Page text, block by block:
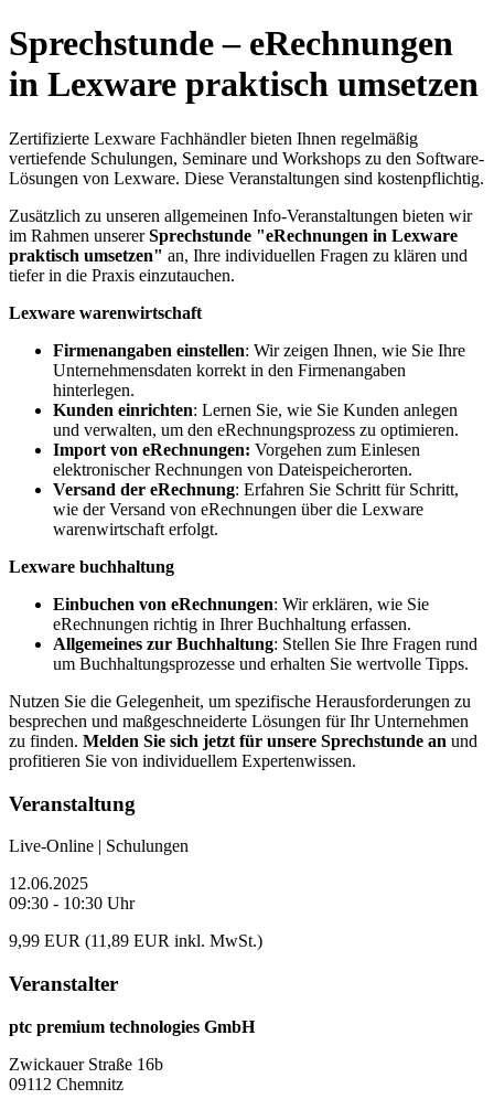
Sprechstunde – eRechnungen
in Lexware praktisch umsetzen
Zertifizierte Lexware Fachhändler bieten Ihnen regelmäßig
vertiefende Schulungen, Seminare und Workshops zu den Software-
Lösungen von Lexware. Diese Veranstaltungen sind kostenpflichtig.
Zusätzlich zu unseren allgemeinen Info-Veranstaltungen bieten wir
im Rahmen unsererSprechstunde "eRechnungen in Lexware
praktisch umsetzen" an, Ihre individuellen Fragen zu klären und
tiefer in die Praxis einzutauchen.
Lexware warenwirtschaft
Firmenangaben einstellen: Wir zeigen Ihnen, wie Sie Ihre
Unternehmensdaten korrekt in den Firmenangaben
hinterlegen.
Kunden einrichten: Lernen Sie, wie Sie Kunden anlegen
und verwalten, um den eRechnungsprozess zu optimieren.
Import von eRechnungen: Vorgehen zum Einlesen
elektronischer Rechnungen von Dateispeicherorten.
Versand der eRechnung: Erfahren Sie Schritt für Schritt,
wie der Versand von eRechnungen über die Lexware
warenwirtschaft erfolgt.
Lexware buchhaltung
Einbuchen von eRechnungen: Wir erklären, wie Sie
eRechnungen richtig in Ihrer Buchhaltung erfassen.
Allgemeines zur Buchhaltung: Stellen Sie Ihre Fragen rund
um Buchhaltungsprozesse und erhalten Sie wertvolle Tipps.
Nutzen Sie die Gelegenheit, um spezifische Herausforderungen zu
besprechen und maßgeschneiderte Lösungen für Ihr Unternehmen
zu finden. Melden Sie sich jetzt für unsere Sprechstunde an und
profitieren Sie von individuellem Expertenwissen.
Veranstaltung
Live-Online | Schulungen
12.06.2025
09:30 - 10:30 Uhr
9,99 EUR (11,89 EUR inkl. MwSt.)
Veranstalter
ptc premium technologies GmbH
Zwickauer Straße 16b
09112 Chemnitz